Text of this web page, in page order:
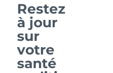
Restez
à jour
sur
votre
santé